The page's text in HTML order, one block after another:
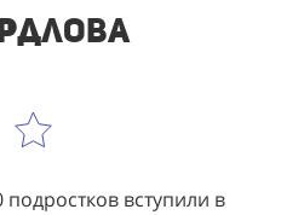
вступили в